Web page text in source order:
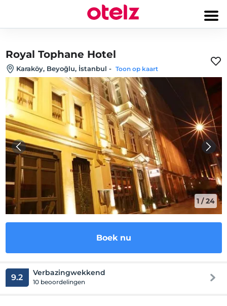
Royal Tophane Hotel
Karaköy, Beyoğlu, İstanbul - Toon op kaart
1 /24
Boek nu
9.2 Verbazingwekkend
10 beoordelingen